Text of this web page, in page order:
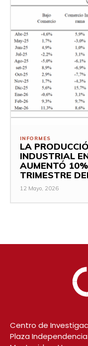
INFORMES
LA
INDUSTRIAL
AUMENTÓ
TRIMESTRE
12 Mayo, 2026
Centro de
Plaza Independencia